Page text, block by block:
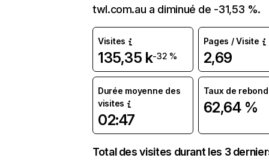
twl.com.au a diminué de -31,53 %.
Visites
135,35 k-32 %
Pages / Visite
2,69
Durée moyenne des
visites
02:47
Taux de rebond
62,64 %
Total des visites durant les 3